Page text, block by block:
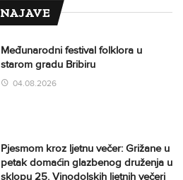
NAJAVE
Međunarodni festival folklora u
starom gradu Bribiru
04.08.2026
Pjesmom kroz ljetnu večer: Grižane u
petak domaćin glazbenog druženja u
sklopu 25. Vinodolskih ljetnih večeri